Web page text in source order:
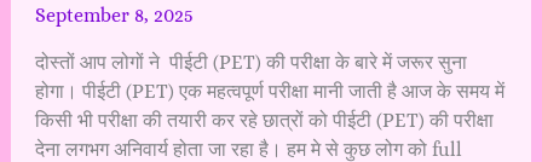
September 8, 2025
दोस्तों आप लोगों ने पीईटी (PET) की परीक्षा के बारे में जरूर सुना
होगा। पीईटी (PET) एक महत्वपूर्ण परीक्षा मानी जाती है आज के समय में
किसी भी परीक्षा की तयारी कर रहे छात्रों को पीईटी (PET) की परीक्षा
देना लगभग अनिवार्य होता जा रहा है। हम मे से कुछ लोग को full